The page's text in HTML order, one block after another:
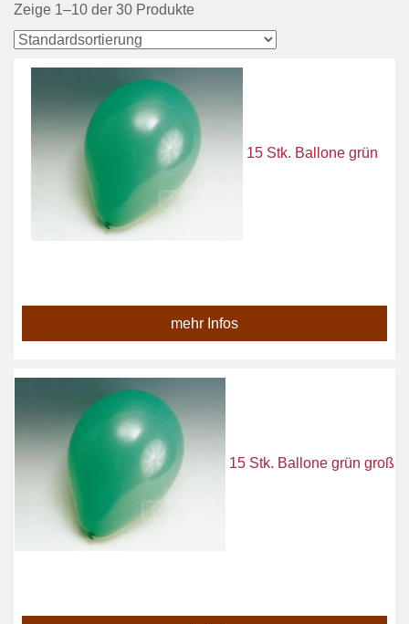
Zeige 1–10 der 30 Produkte
15 Stk. Ballone grün
mehr Infos
15 Stk. Ballone grün groß